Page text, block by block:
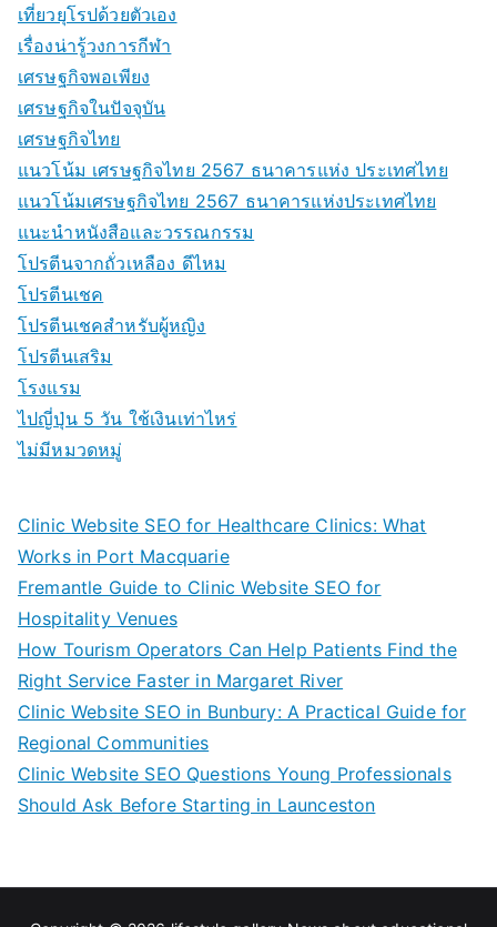
เที่ยวยุโรปด้วยตัวเอง
เรื่องน่ารู้วงการกีฬา
เศรษฐกิจพอเพียง
เศรษฐกิจในปัจจุบัน
เศรษฐกิจไทย
แนวโน้ม เศรษฐกิจไทย 2567 ธนาคารแห่ง ประเทศไทย
แนวโน้มเศรษฐกิจไทย 2567 ธนาคารแห่งประเทศไทย
แนะนำหนังสือและวรรณกรรม
โปรตีนจากถั่วเหลือง ดีไหม
โปรตีนเชค
โปรตีนเชคสำหรับผู้หญิง
โปรตีนเสริม
โรงแรม
ไปญี่ปุ่น 5 วัน ใช้เงินเท่าไหร่
ไม่มีหมวดหมู่
Clinic Website SEO for Healthcare Clinics: What
Works in Port Macquarie
Fremantle Guide to Clinic Website SEO for
Hospitality Venues
How Tourism Operators Can Help Patients Find the
Right Service Faster in Margaret River
Clinic Website SEO in Bunbury: A Practical Guide for
Regional Communities
Clinic Website SEO Questions Young Professionals
Should Ask Before Starting in Launceston